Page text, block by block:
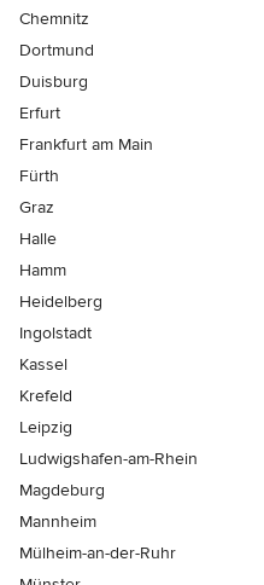
Chemnitz
Dortmund
Duisburg
Erfurt
Frankfurt am Main
Fürth
Graz
Halle
Hamm
Heidelberg
Ingolstadt
Kassel
Krefeld
Leipzig
Ludwigshafen-am-Rhein
Magdeburg
Mannheim
Mülheim-an-der-Ruhr